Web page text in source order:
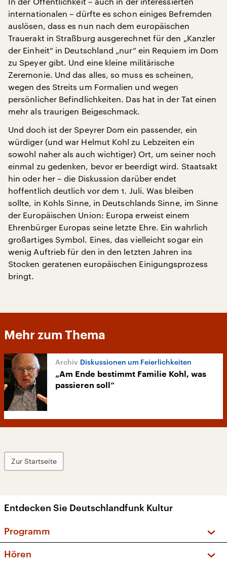
internationalen – dürfte es schon einiges Befremden
auslösen, dass es nun nach dem europäischen
Trauerakt in Straßburg ausgerechnet für den „Kanzler
der Einheit“ in Deutschland „nur“ ein Requiem im Dom
zu Speyer gibt. Und eine kleine militärische
Zeremonie. Und das alles, so muss es scheinen,
wegen des Streits um Formalien und wegen
persönlicher Befindlichkeiten. Das hat in der Tat einen
mehr als traurigen Beigeschmack.
Und doch ist der Speyrer Dom ein passender, ein
würdiger (und war Helmut Kohl zu Lebzeiten ein
sowohl naher als auch wichtiger) Ort, um seiner noch
einmal zu gedenken, bevor er beerdigt wird. Staatsakt
hin oder her – die Diskussion darüber endet
hoffentlich deutlich vor dem 1. Juli. Was bleiben
sollte, in Kohls Sinne, in Deutschlands Sinne, im Sinne
der Europäischen Union: Europa erweist einem
Ehrenbürger Europas seine letzte Ehre. Ein wahrlich
großartiges Symbol. Eines, das vielleicht sogar ein
wenig Auftrieb für den in den letzten Jahren ins
Stocken geratenen europäischen Einigungsprozess
bringt.
Mehr zum Thema
Diskussionen um Feierlichkeiten
„Am Ende bestimmt Familie Kohl, was
passieren soll“
Zur Startseite
Entdecken Sie Deutschlandfunk Kultur
Programm
Hören